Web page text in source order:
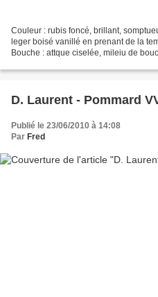
Couleur : rubis foncé, brillant,
leger boisé vanillé en prenant de la
Bouche : attque ciselée, mileiu de
D. Laurent - Pommard
Publié le 23/06/2010 à 14:08
Par Fred